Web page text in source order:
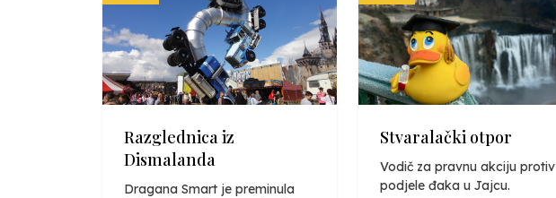
Razglednica iz
Dismalanda
Dragana Smart je preminula
Stvaralački otpor
Vodič za pravnu akciju protiv
podjele đaka u Jajcu.